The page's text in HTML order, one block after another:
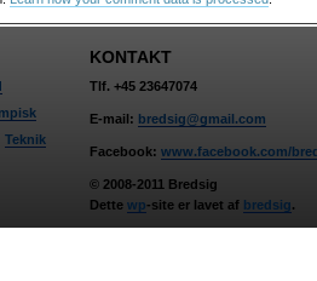
Teknik
KONTAKT
Tlf. +45 23647074
E-mail: bredsig@gmail.com
Facebook: www.facebook.com/
© 2008-2011 Bredsig
Dette wp-site er lavet af bredsig.